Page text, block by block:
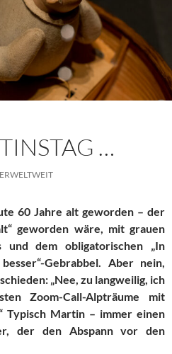
…
60 Jahre alt geworden – der
geworden wäre, mit grauen
und dem obligatorischen „In
Gebrabbel. Aber nein,
„Nee, zu langweilig, ich
Zoom-Call-Alpträume mit
Typisch Martin – immer einen
der den Abspann vor den